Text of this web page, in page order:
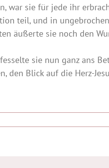
war sie für jede ihr
teil, und in
äußerte sie noch den
sie nun ganz ans
den Blick auf die Herz-